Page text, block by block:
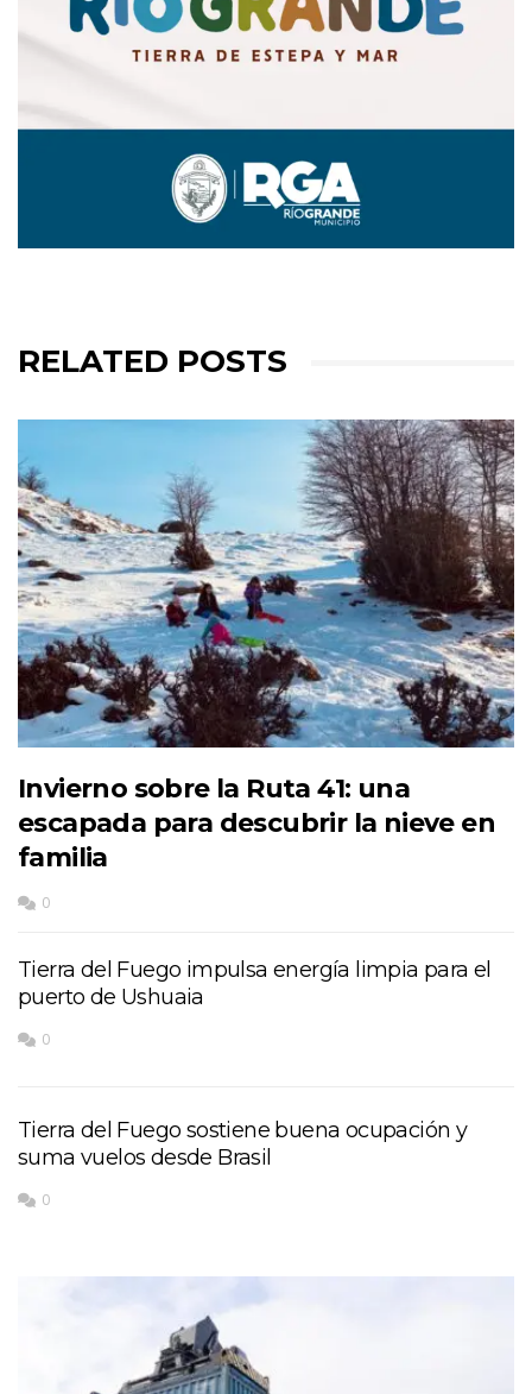
RELATED POSTS
Invierno sobre la Ruta 41: una
escapada para descubrir la nieve en
familia
0
Tierra del Fuego impulsa energía limpia para el
puerto de Ushuaia
0
Tierra del Fuego sostiene buena ocupación y
suma vuelos desde Brasil
0